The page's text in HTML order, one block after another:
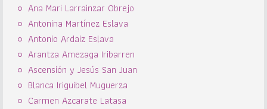
Ana Mari Larrainzar Obrejo
Antonina Martínez Eslava
Antonio Ardaiz Eslava
Arantza Amezaga Iribarren
Ascensión y Jesús San Juan
Blanca Iriguibel Muguerza
Carmen Azcarate Latasa